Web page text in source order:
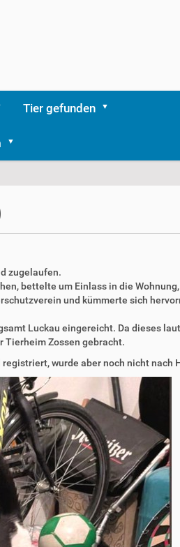
Tier gefunden
zugelaufen.
bettelte um Einlass in die
und kümmerte sich
Luckau eingereicht. Da dieses
Tierheim Zossen gebracht.
wurde aber noch nicht nach